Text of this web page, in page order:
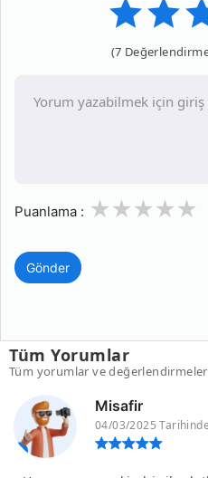
(7
Puanlama : 3
2
1
Gönder
Tüm Yorumlar
Tüm yorumlar ve değerlendirmeler
Misafir
04/03/2025 Tarihinde